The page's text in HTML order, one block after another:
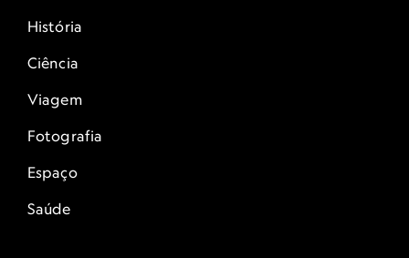
História
Ciência
Viagem
Fotografia
Espaço
Saúde